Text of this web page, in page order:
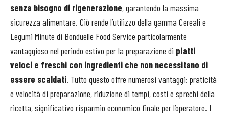
senza bisogno di rigenerazione, garantendo la massima
sicurezza alimentare. Ciò rende l’utilizzo della gamma Cereali e
Legumi Minute di Bonduelle Food Service particolarmente
vantaggioso nel periodo estivo per la preparazione di piatti
veloci e freschi con ingredienti che non necessitano di
essere scaldati. Tutto questo offre numerosi vantaggi: praticità
e velocità di preparazione, riduzione di tempi, costi e sprechi della
ricetta, significativo risparmio economico finale per l’operatore. I